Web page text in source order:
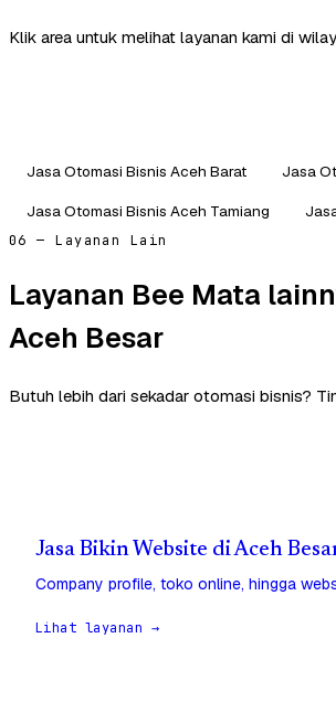
Klik area untuk melihat layanan kami di
Jasa Otomasi Bisnis Aceh Barat Jasa
Jasa Otomasi Bisnis Aceh Tamiang
06 — Layanan Lain
Layanan Bee Mata
Aceh Besar
Butuh lebih dari sekadar otomasi bisnis?
Jasa Bikin Website di Aceh
Company profile, toko online, hingga
Lihat layanan →